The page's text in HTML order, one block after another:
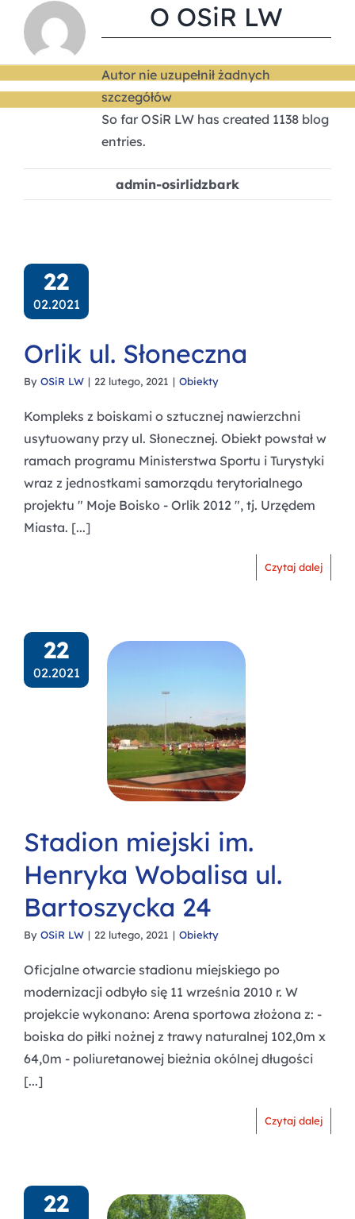
O OSiR LW
Autor nie uzupełnił żadnych
szczegółów
So far OSiR LW has created 1138 blog
entries.
admin-osirlidzbark
22
02.2021
Orlik ul. Słoneczna
By OSiR LW | 22 lutego, 2021 | Obiekty
Kompleks z boiskami o sztucznej nawierzchni
usytuowany przy ul. Słonecznej. Obiekt powstał w
ramach programu Ministerstwa Sportu i Turystyki
wraz z jednostkami samorządu terytorialnego
projektu " Moje Boisko - Orlik 2012 ", tj. Urzędem
Miasta. [...]
Czytaj dalej
22
02.2021
Stadion miejski im.
Henryka Wobalisa ul.
Bartoszycka 24
By OSiR LW | 22 lutego, 2021 | Obiekty
Oficjalne otwarcie stadionu miejskiego po
modernizacji odbyło się 11 września 2010 r. W
projekcie wykonano: Arena sportowa złożona z: -
boiska do piłki nożnej z trawy naturalnej 102,0m x
64,0m - poliuretanowej bieżnia okólnej długości
[...]
Czytaj dalej
22